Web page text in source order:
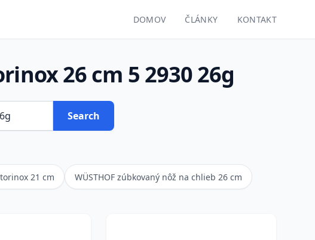
DOMOV ČLÁNKY KONTAKT
26 cm 5 2930 26g
Search
21 cm WÜSTHOF zúbkovaný nôž na chlieb 26 cm